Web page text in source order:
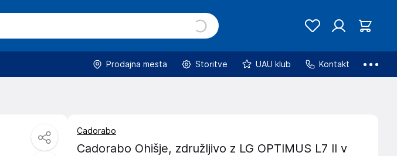
Prodajna mesta Storitve UAU klub Kontakt
Cadorabo
Cadorabo Ohišje, združljivo z LG OPTIMUS L7 II v